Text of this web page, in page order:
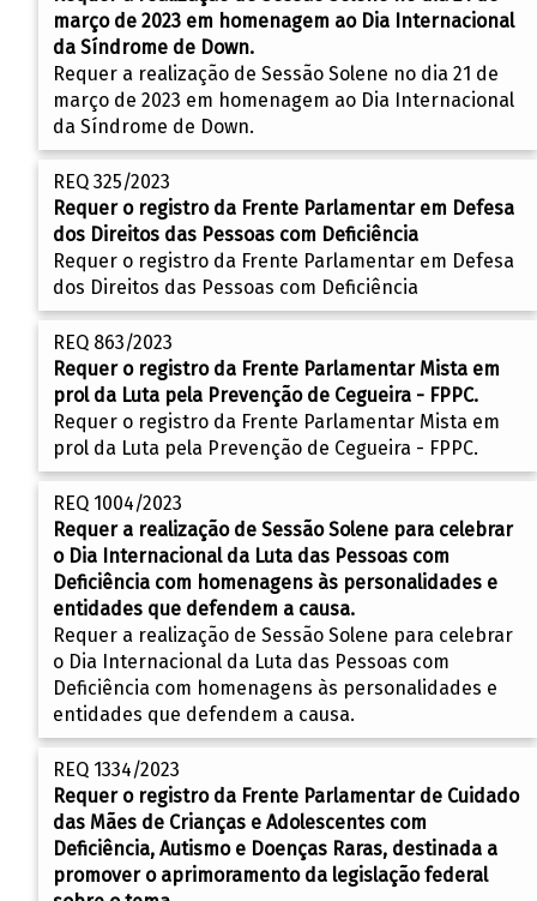
março de 2023 em homenagem ao Dia Internacional
da Síndrome de Down.
Requer a realização de Sessão Solene no dia 21 de
março de 2023 em homenagem ao Dia Internacional
da Síndrome de Down.
REQ 325/2023
Requer o registro da Frente Parlamentar em Defesa
dos Direitos das Pessoas com Deficiência
Requer o registro da Frente Parlamentar em Defesa
dos Direitos das Pessoas com Deficiência
REQ 863/2023
Requer o registro da Frente Parlamentar Mista em
prol da Luta pela Prevenção de Cegueira - FPPC.
Requer o registro da Frente Parlamentar Mista em
prol da Luta pela Prevenção de Cegueira - FPPC.
REQ 1004/2023
Requer a realização de Sessão Solene para celebrar
o Dia Internacional da Luta das Pessoas com
Deficiência com homenagens às personalidades e
entidades que defendem a causa.
Requer a realização de Sessão Solene para celebrar
o Dia Internacional da Luta das Pessoas com
Deficiência com homenagens às personalidades e
entidades que defendem a causa.
REQ 1334/2023
Requer o registro da Frente Parlamentar de Cuidado
das Mães de Crianças e Adolescentes com
Deficiência, Autismo e Doenças Raras, destinada a
promover o aprimoramento da legislação federal